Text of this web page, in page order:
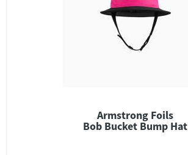
Armstrong Foils
Bob Bucket Bump Hat